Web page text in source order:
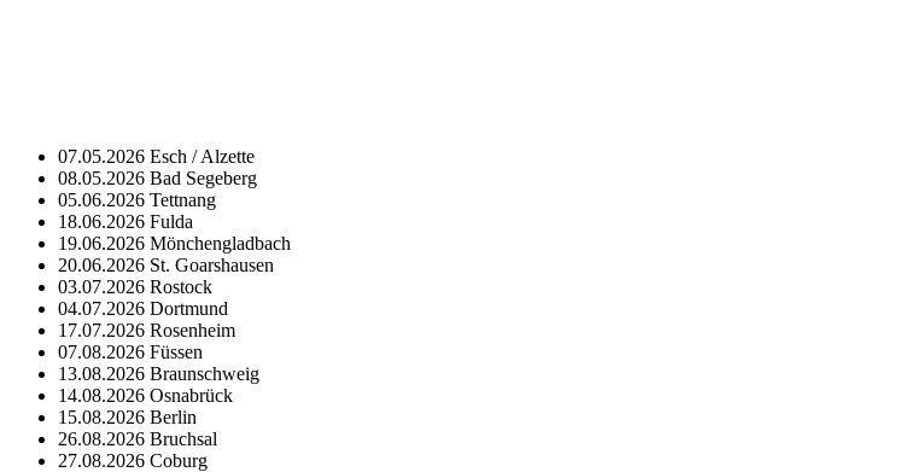
07.05.2026 Esch / Alzette
08.05.2026 Bad Segeberg
05.06.2026 Tettnang
18.06.2026 Fulda
19.06.2026 Mönchengladbach
20.06.2026 St. Goarshausen
03.07.2026 Rostock
04.07.2026 Dortmund
17.07.2026 Rosenheim
07.08.2026 Füssen
13.08.2026 Braunschweig
14.08.2026 Osnabrück
15.08.2026 Berlin
26.08.2026 Bruchsal
27.08.2026 Coburg